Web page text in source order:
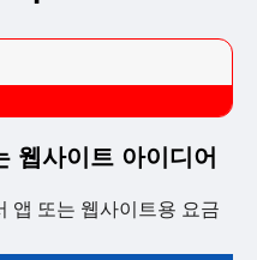
웹사이트 아이디어
앱 또는 웹사이트용 요금